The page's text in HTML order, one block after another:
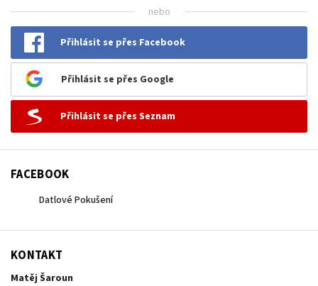
nebo
Přihlásit se přes Facebook
Přihlásit se přes Google
Přihlásit se přes Seznam
FACEBOOK
Datlové Pokušení
KONTAKT
Matěj Šaroun